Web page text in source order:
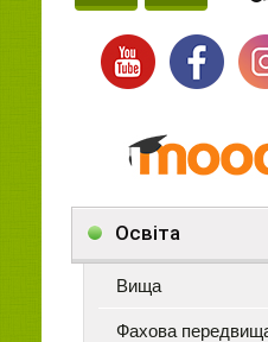
Освіта
Вища
Фахова